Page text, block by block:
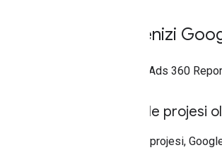
Projenizi
Search Ads 360
Google projesi
Google projesi,